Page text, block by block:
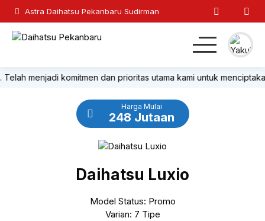
Astra Daihatsu Pekanbaru Sudirman
Home
komitmen dan prioritas utama kami untuk menciptakan
Harga Mulai
248 Jutaan
Daihatsu Luxio
Model Status: Promo
Varian: 7 Tipe